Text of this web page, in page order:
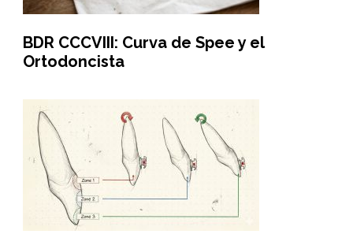
BDR CCCVIII: Curva de Spee y el
Ortodoncista